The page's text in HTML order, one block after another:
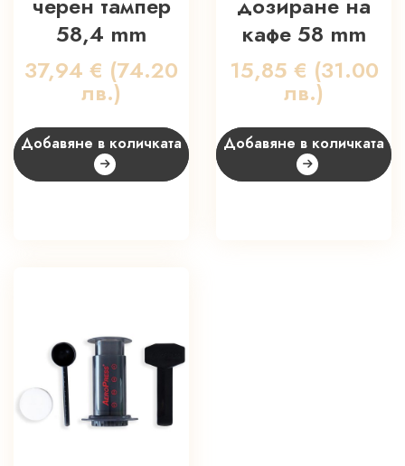
58,4 mm
37,94 € (74.20
лв.)
Добавяне в количката
кафе 58 mm
15,85 € (31.00
лв.)
Добавяне в количката